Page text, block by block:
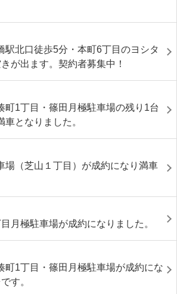
駅北口徒歩5分・本町6丁目のヨシタ
が出ます。契約者募集中！
町1丁目・篠田月極駐車場の残り1台
となりました。
場（芝山１丁目）が成約になり満車
月極駐車場が成約になりました。
町1丁目・篠田月極駐車場が成約にな
す。